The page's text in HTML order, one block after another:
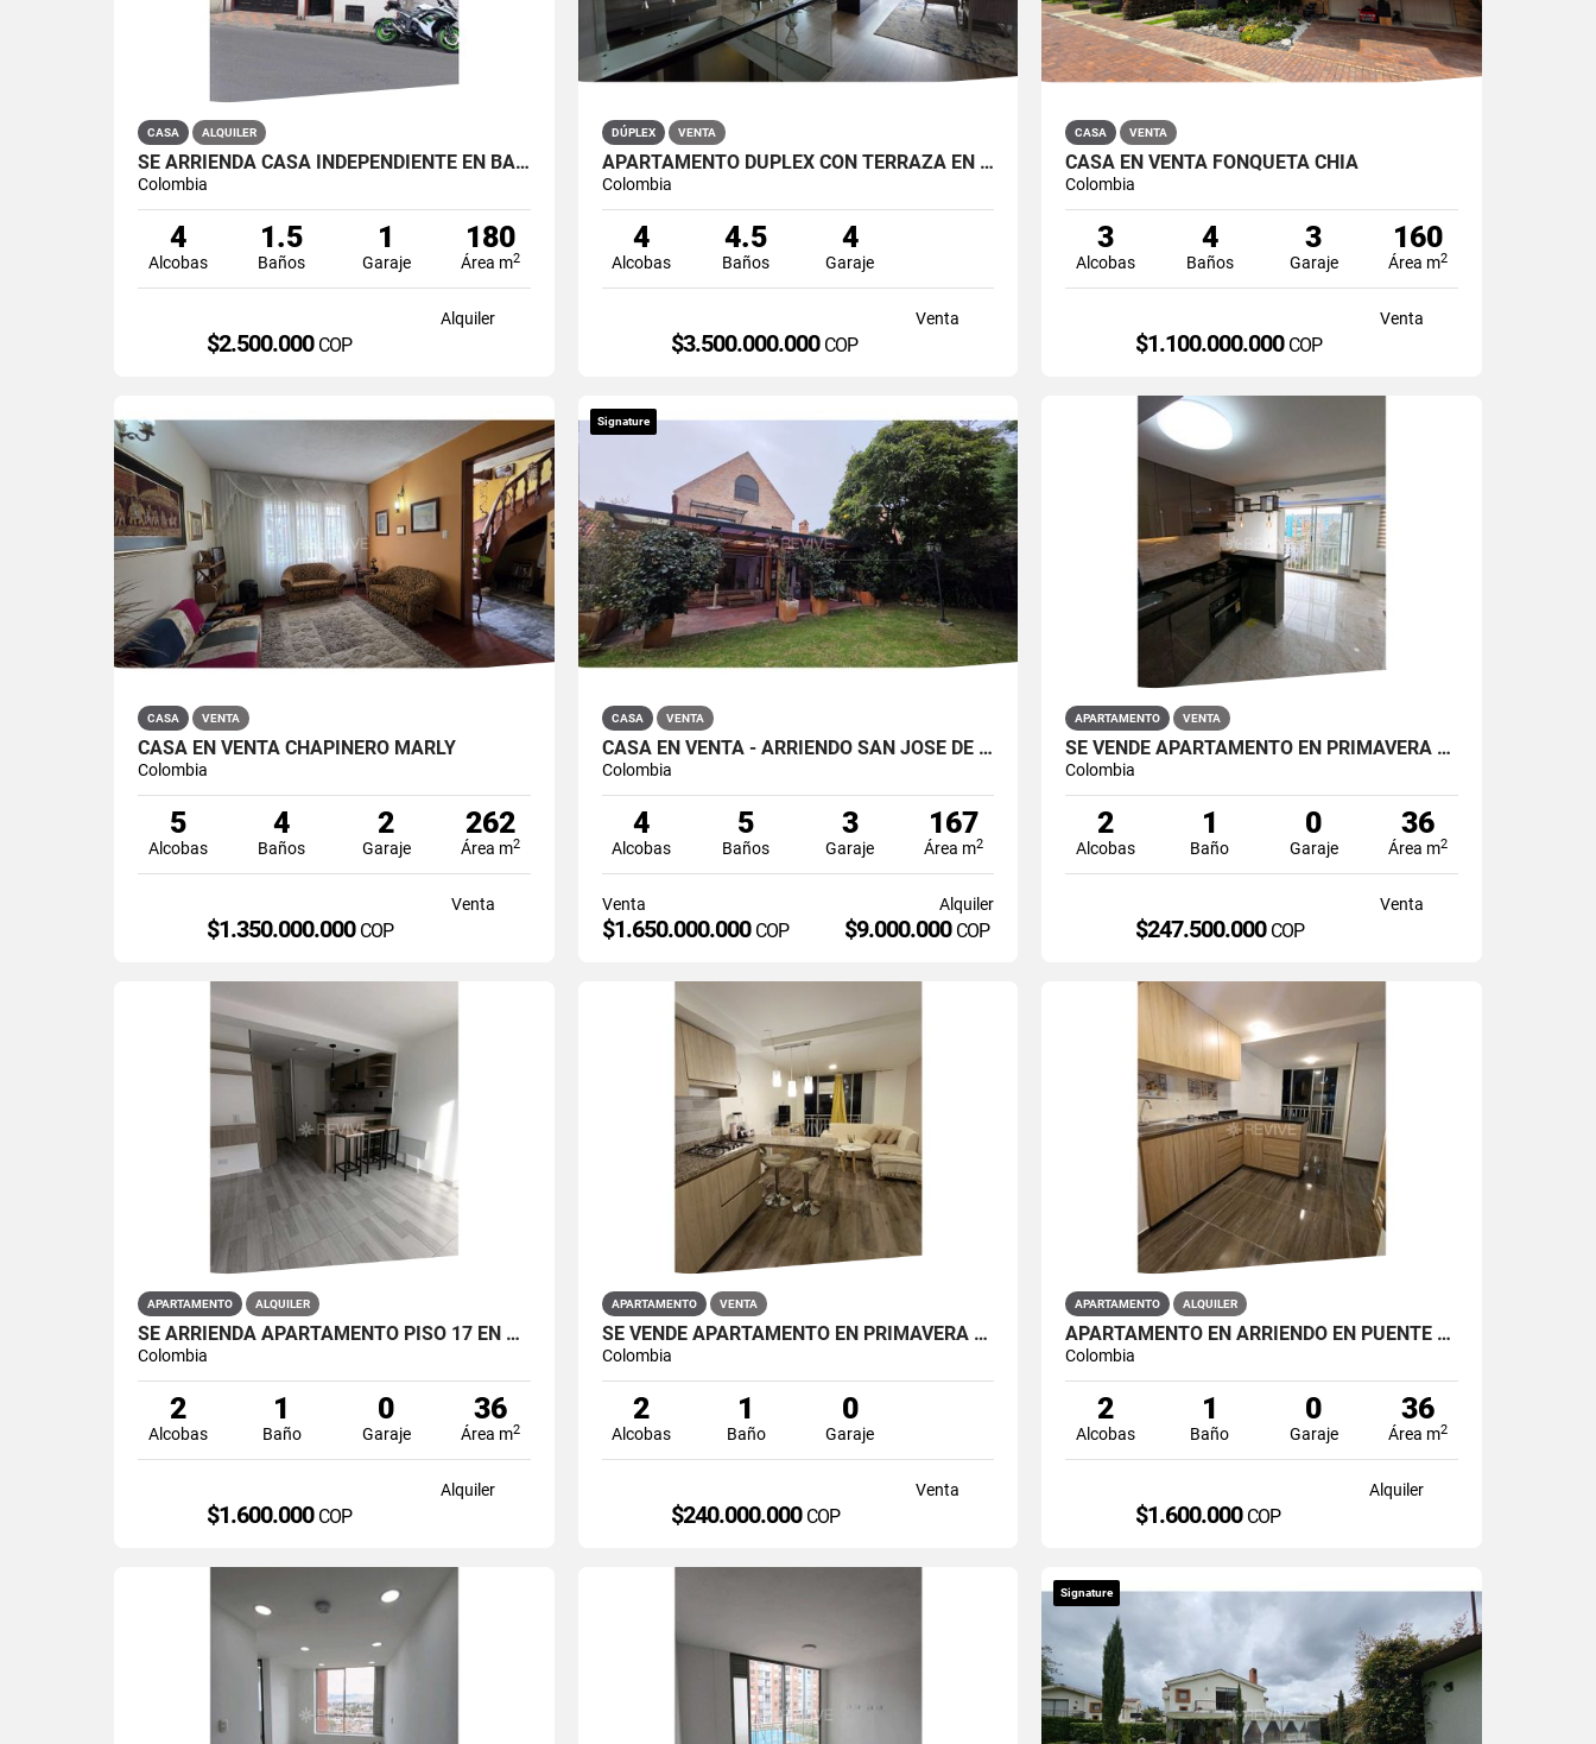
CASA ALQUILER
SE ARRIENDA CASA INDEPENDIENTE EN BARRIO QUIROGA SUR
Colombia
4
Alcobas
1.5
Baños
1
Garaje
180
Área m2
Alquiler
$2.500.000 COP
DÚPLEX VENTA
APARTAMENTO DÚPLEX CON TERRAZA EN VENTA BELLA SUIZA USAQUÉN BOGOTÁ
Colombia
4
Alcobas
4.5
Baños
4
Garaje
Venta
$3.500.000.000 COP
CASA VENTA
CASA EN VENTA FONQUETÁ CHÍA
Colombia
3
Alcobas
4
Baños
3
Garaje
160
Área m2
Venta
$1.100.000.000 COP
CASA VENTA
CASA EN VENTA CHAPINERO MARLY
Colombia
5
Alcobas
4
Baños
2
Garaje
262
Área m2
Venta
$1.350.000.000 COP
Signature
CASA VENTA
CASA EN VENTA - ARRIENDO SAN JOSÉ DE BAVARIA
Colombia
4
Alcobas
5
Baños
3
Garaje
167
Área m2
Venta
$1.650.000.000 COP
Alquiler
$9.000.000 COP
APARTAMENTO VENTA
SE VENDE APARTAMENTO EN PRIMAVERA PUENTE ARANDA
Colombia
2
Alcobas
1
Baño
0
Garaje
36
Área m2
Venta
$247.500.000 COP
APARTAMENTO ALQUILER
SE ARRIENDA APARTAMENTO PISO 17 EN PRIMAVERA 6-39 PUENTE ARANDA
Colombia
2
Alcobas
1
Baño
0
Garaje
36
Área m2
Alquiler
$1.600.000 COP
APARTAMENTO VENTA
SE VENDE APARTAMENTO EN PRIMAVERA 6-39 ET 2 PUENTE ARANDA
Colombia
2
Alcobas
1
Baño
0
Garaje
Venta
$240.000.000 COP
APARTAMENTO ALQUILER
APARTAMENTO EN ARRIENDO EN PUENTE ARANDA PRIMAVERA 6-39
Colombia
2
Alcobas
1
Baño
0
Garaje
36
Área m2
Alquiler
$1.600.000 COP
Signature